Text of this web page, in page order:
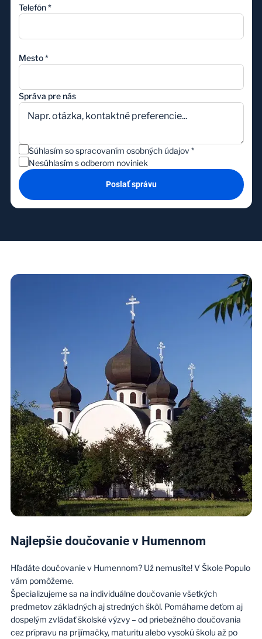
Telefón *
Mesto *
Správa pre nás
Súhlasím so spracovaním osobných údajov *
Nesúhlasím s odberom noviniek
Poslať správu
Najlepšie doučovanie v Humennom
Hľadáte doučovanie v Humennom? Už nemusíte! V Škole Populo
vám pomôžeme.
Špecializujeme sa na individuálne doučovanie všetkých
predmetov základných aj stredných škôl. Pomáhame deťom aj
dospelým zvládať školské výzvy – od priebežného doučovania
cez prípravu na prijímačky, maturitu alebo vysokú školu až po